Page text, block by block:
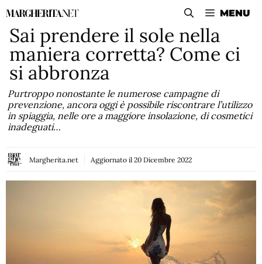
Vai
contenuto
MENU
Sai prendere il sole nella
maniera corretta? Come ci
si abbronza
Purtroppo nonostante le numerose campagne di
prevenzione, ancora oggi è possibile riscontrare l’utilizzo
in spiaggia, nelle ore a maggiore insolazione, di cosmetici
inadeguati…
Margherita.net Aggiornato il 20 Dicembre 2022